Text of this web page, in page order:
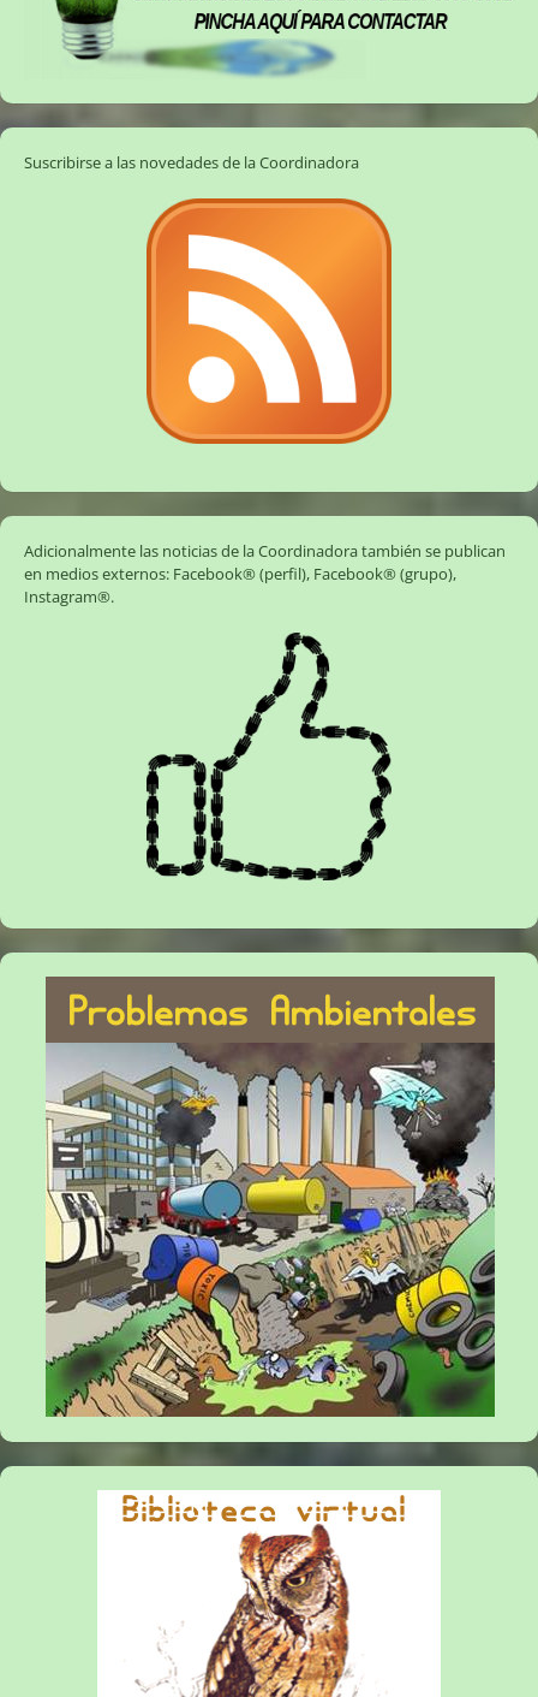
Suscribirse a las novedades de la Coordinadora
Adicionalmente las noticias de la Coordinadora también se publican
en medios externos: Facebook® (perfil), Facebook® (grupo),
Instagram®.